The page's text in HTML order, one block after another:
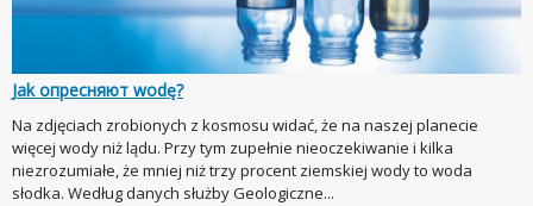
Jak опресняют wodę?
Na zdjęciach zrobionych z kosmosu widać, że na naszej planecie
więcej wody niż lądu. Przy tym zupełnie nieoczekiwanie i kilka
niezrozumiałe, że mniej niż trzy procent ziemskiej wody to woda
słodka. Według danych służby Geologiczne...